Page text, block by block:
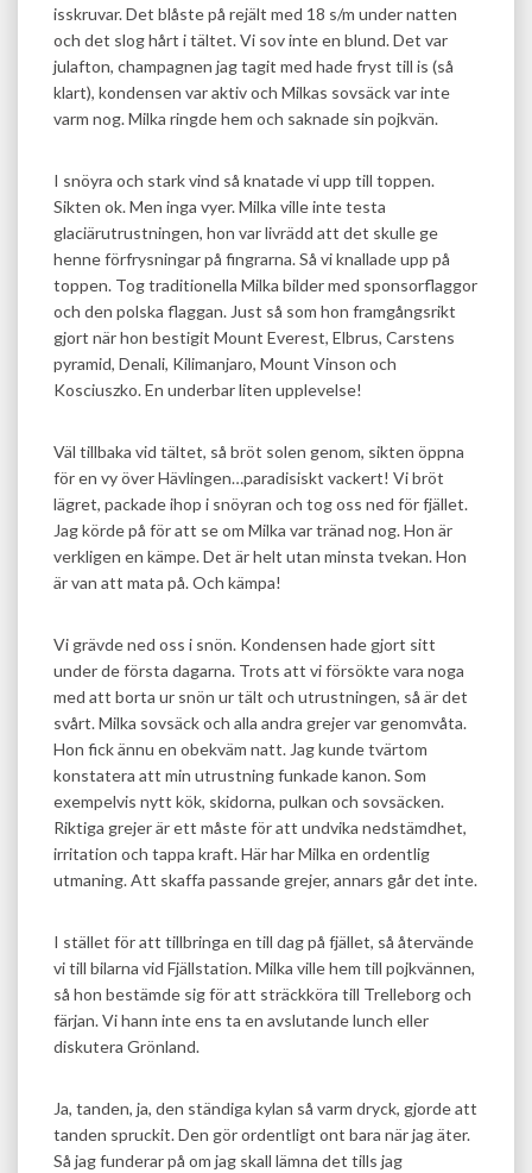
isskruvar. Det blåste på rejält med 18 s/m under natten
och det slog hårt i tältet. Vi sov inte en blund. Det var
julafton, champagnen jag tagit med hade fryst till is (så
klart), kondensen var aktiv och Milkas sovsäck var inte
varm nog. Milka ringde hem och saknade sin pojkvän.
I snöyra och stark vind så knatade vi upp till toppen.
Sikten ok. Men inga vyer. Milka ville inte testa
glaciärutrustningen, hon var livrädd att det skulle ge
henne förfrysningar på fingrarna. Så vi knallade upp på
toppen. Tog traditionella Milka bilder med sponsorflaggor
och den polska flaggan. Just så som hon framgångsrikt
gjort när hon bestigit Mount Everest, Elbrus, Carstens
pyramid, Denali, Kilimanjaro, Mount Vinson och
Kosciuszko. En underbar liten upplevelse!
Väl tillbaka vid tältet, så bröt solen genom, sikten öppna
för en vy över Hävlingen…paradisiskt vackert! Vi bröt
lägret, packade ihop i snöyran och tog oss ned för fjället.
Jag körde på för att se om Milka var tränad nog. Hon är
verkligen en kämpe. Det är helt utan minsta tvekan. Hon
är van att mata på. Och kämpa!
Vi grävde ned oss i snön. Kondensen hade gjort sitt
under de första dagarna. Trots att vi försökte vara noga
med att borta ur snön ur tält och utrustningen, så är det
svårt. Milka sovsäck och alla andra grejer var genomvåta.
Hon fick ännu en obekväm natt. Jag kunde tvärtom
konstatera att min utrustning funkade kanon. Som
exempelvis nytt kök, skidorna, pulkan och sovsäcken.
Riktiga grejer är ett måste för att undvika nedstämdhet,
irritation och tappa kraft. Här har Milka en ordentlig
utmaning. Att skaffa passande grejer, annars går det inte.
I stället för att tillbringa en till dag på fjället, så återvände
vi till bilarna vid Fjällstation. Milka ville hem till pojkvännen,
så hon bestämde sig för att sträckköra till Trelleborg och
färjan. Vi hann inte ens ta en avslutande lunch eller
diskutera Grönland.
Ja, tanden, ja, den ständiga kylan så varm dryck, gjorde att
tanden spruckit. Den gör ordentligt ont bara när jag äter.
Så jag funderar på om jag skall lämna det tills jag